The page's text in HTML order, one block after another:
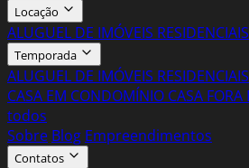
Locação
ALUGUEL DE IMÓVEIS RESIDENCIAIS
Temporada
ALUGUEL DE IMÓVEIS RESIDENCIAIS
CASA EM CONDOMÍNIO CASA
todos
Sobre Blog Empreendimentos
Contatos